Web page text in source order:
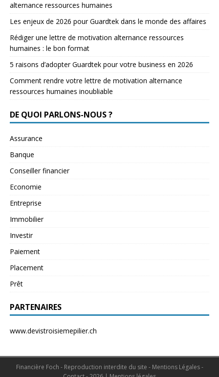
alternance ressources humaines
Les enjeux de 2026 pour Guardtek dans le monde des affaires
Rédiger une lettre de motivation alternance ressources
humaines : le bon format
5 raisons d’adopter Guardtek pour votre business en 2026
Comment rendre votre lettre de motivation alternance
ressources humaines inoubliable
DE QUOI PARLONS-NOUS ?
Assurance
Banque
Conseiller financier
Economie
Entreprise
Immobilier
Investir
Paiement
Placement
Prêt
PARTENAIRES
www.devistroisiemepilier.ch
Financière Foch - Reproduction interdite du site - Mentions Légales -